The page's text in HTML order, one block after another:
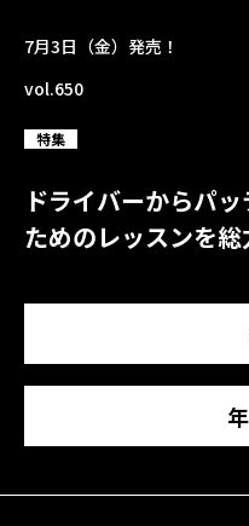
7月3日（金）発売！
vol.650
特集
ドライバーからパ
ためのレッスンを総